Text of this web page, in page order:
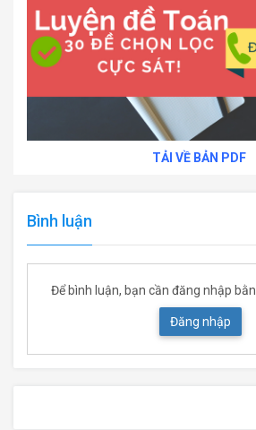
TẢI VỀ BẢN PDF
Bình luận
Để bình luận, bạn cần đăng nhập
Đăng nhập